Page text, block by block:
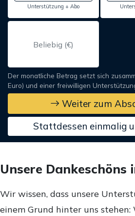
Unterstützung + Abo
Der monatliche Betrag setzt sich
Euro) und einer freiwilligen
Weiter zum
Stattdessen einmalig
Unsere Dankeschöns
Wir wissen, dass unsere
einem Grund hinter uns stehen: